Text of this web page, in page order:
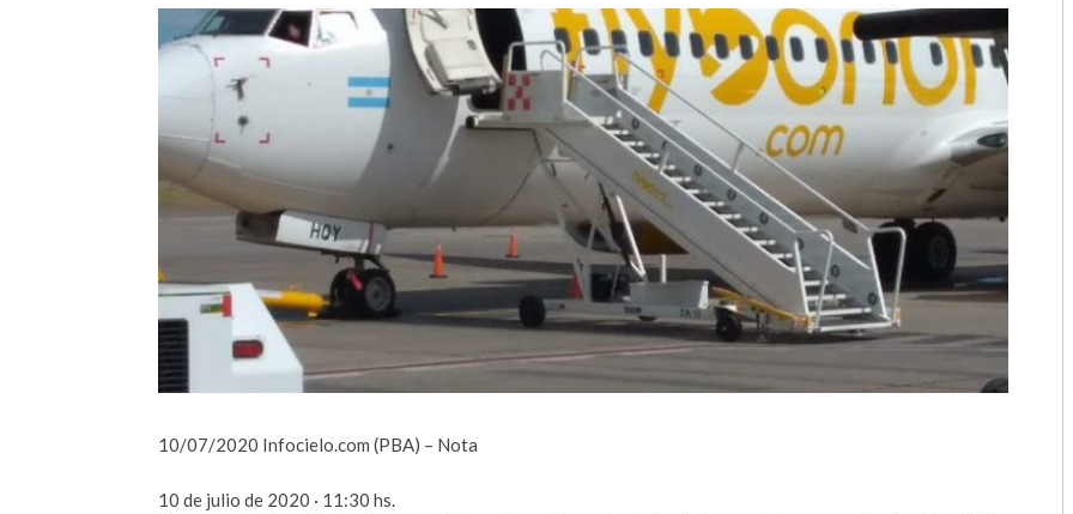
10/07/2020 Infocielo.com (PBA) – Nota
10 de julio de 2020 · 11:30 hs.